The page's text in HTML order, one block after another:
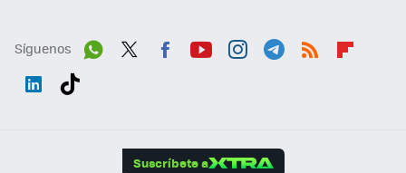
Síguenos
Suscríbete a